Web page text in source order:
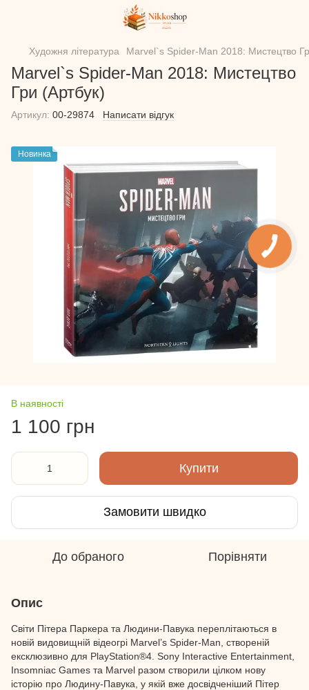
Художня література Marvel`s Spider-Man 2018: Мистецтво
Marvel`s Spider-Man 2018: Мистецтво
Гри (Артбук)
Артикул: 00-29874 Написати відгук
Новинка
В наявності
1 100 грн
Купити
Замовити швидко
До обраного Порівняти
Опис
Світи Пітера Паркера та Людини-Павука переплітаються в
новій видовищній відеогрі Marvel’s Spider-Man, створеній
ексклюзивно для PlayStation®4. Sony Interactive Entertainment,
Insomniac Games та Marvel разом створили цілком нову
історію про Людину-Павука, у якій вже досвідченіший Пітер